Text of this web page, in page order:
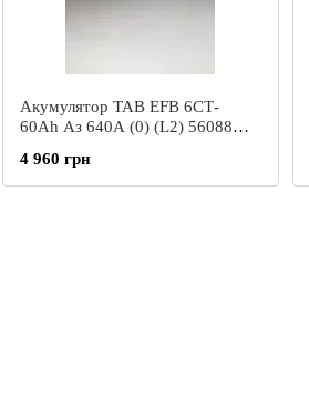
Акумулятор TAB EFB 6СТ-
60Ah Аз 640А (0) (L2) 56088
4 960 грн